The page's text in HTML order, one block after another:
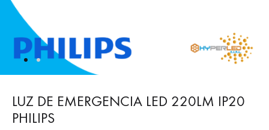
LUZ DE EMERGENCIA LED 220LM IP20
PHILIPS